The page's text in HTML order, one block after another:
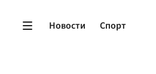
Новости Спорт